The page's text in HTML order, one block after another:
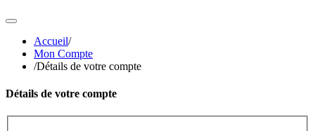
Accueil/
Mon Compte
/Détails de votre compte
Détails de votre compte